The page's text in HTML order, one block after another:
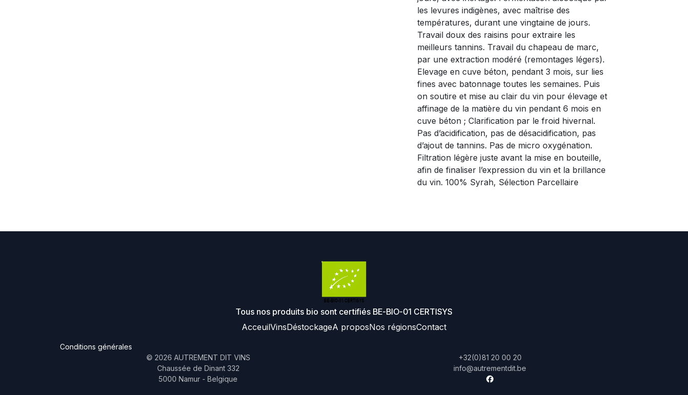
les levures indigènes, avec maîtrise des
températures, durant une vingtaine de jours.
Travail doux des raisins pour extraire les
meilleurs tannins. Travail du chapeau de marc,
par une extraction modéré (remontages légers).
Elevage en cuve béton, pendant 3 mois, sur lies
fines avec batonnage toutes les semaines. Puis
on soutire et mise au clair du vin pour élevage et
affinage de la matière du vin pendant 6 mois en
cuve béton ; Clarification par le froid hivernal.
Pas d’acidification, pas de désacidification, pas
d’ajout de tannins. Pas de micro oxygénation.
Filtration légère juste avant la mise en bouteille,
afin de finaliser l’expression du vin et la brillance
du vin. 100% Syrah, Sélection Parcellaire
Tous nos produits bio sont certifiés BE-BIO-01 CERTISYS
AcceuilVinsDéstockageA proposNos régionsContact
Conditions générales
© 2026 AUTREMENT DIT VINS
Chaussée de Dinant 332
5000 Namur - Belgique
+32(0)81 20 00 20
info@autrementdit.be